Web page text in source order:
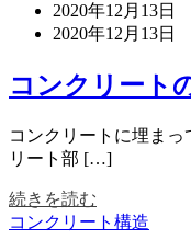
2020年12月13日
2020年12月13日
コンクリート
コンクリートに埋ま
リート部 […]
続きを読む
コンクリート構造